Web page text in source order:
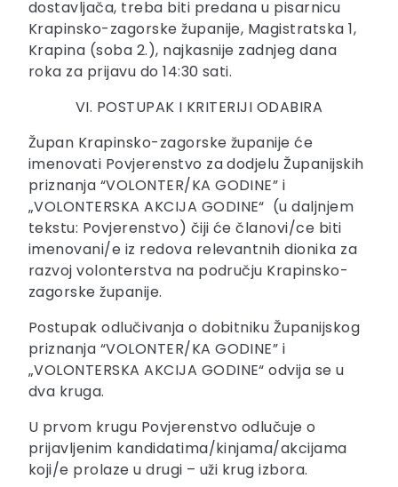
dostavljača, treba biti predana u pisarnicu
Krapinsko-zagorske županije, Magistratska 1,
Krapina (soba 2.), najkasnije zadnjeg dana
roka za prijavu do 14:30 sati.
VI. POSTUPAK I KRITERIJI ODABIRA
Župan Krapinsko-zagorske županije će
imenovati Povjerenstvo za dodjelu Županijskih
priznanja “VOLONTER/KA GODINE” i
„VOLONTERSKA AKCIJA GODINE“ (u daljnjem
tekstu: Povjerenstvo) čiji će članovi/ce biti
imenovani/e iz redova relevantnih dionika za
razvoj volonterstva na području Krapinsko-
zagorske županije.
Postupak odlučivanja o dobitniku Županijskog
priznanja “VOLONTER/KA GODINE” i
„VOLONTERSKA AKCIJA GODINE“ odvija se u
dva kruga.
U prvom krugu Povjerenstvo odlučuje o
prijavljenim kandidatima/kinjama/akcijama
koji/e prolaze u drugi – uži krug izbora.